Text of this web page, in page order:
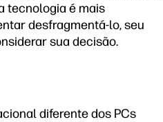
tecnologia é mais
desfragmentá-lo, seu
sua decisão.
diferente dos PCs